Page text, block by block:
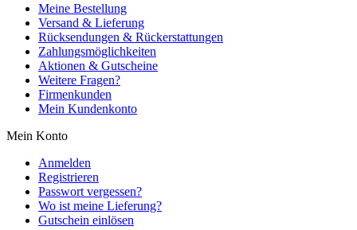
Meine Bestellung
Versand & Lieferung
Rücksendungen & Rückerstattungen
Zahlungsmöglichkeiten
Aktionen & Gutscheine
Weitere Fragen?
Firmenkunden
Mein Kundenkonto
Mein Konto
Anmelden
Registrieren
Passwort vergessen?
Wo ist meine Lieferung?
Gutschein einlösen